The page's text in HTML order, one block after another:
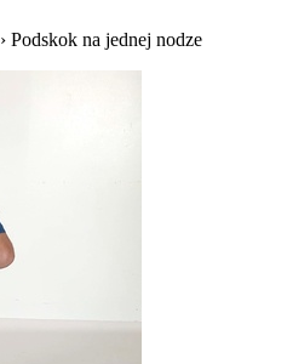
› Podskok na jednej nodze